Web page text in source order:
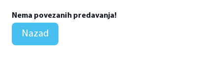
Nema povezanih predavanja!
Nazad